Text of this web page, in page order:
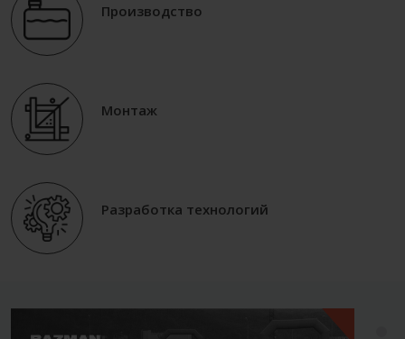
Производство
Монтаж
Разработка технологий